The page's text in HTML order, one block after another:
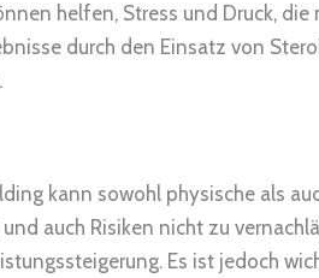
helfen, Stress und Druck,
durch den Einsatz von
kann sowohl physische als
auch Risiken nicht zu
Es ist jedoch